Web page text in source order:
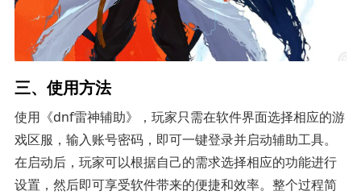
三、使用方法
使用《dnf雷神辅助》，玩家只需在软件界面选择相应的游
戏区服，输入账号密码，即可一键登录并启动辅助工具。
在启动后，玩家可以根据自己的需求选择相应的功能进行
设置，然后即可享受软件带来的便捷和效率。整个过程简